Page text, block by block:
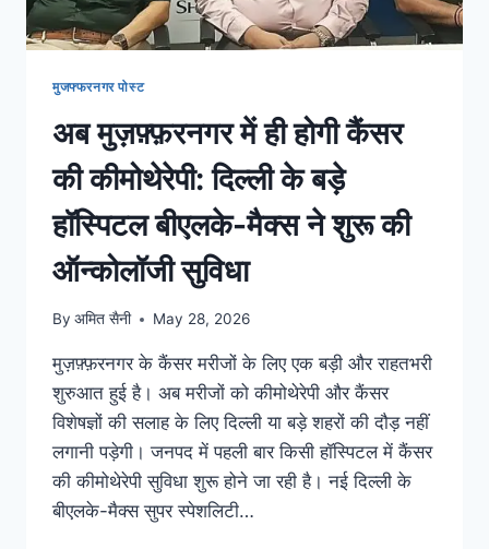
मुजफ्फरनगर पोस्ट
अब मुज़फ़्फ़रनगर में ही होगी कैंसर
की कीमोथेरेपी: दिल्ली के बड़े
हॉस्पिटल बीएलके-मैक्स ने शुरू की
ऑन्कोलॉजी सुविधा
By अमित सैनी May 28, 2026
मुज़फ़्फ़रनगर के कैंसर मरीजों के लिए एक बड़ी और राहतभरी
शुरुआत हुई है। अब मरीजों को कीमोथेरेपी और कैंसर
विशेषज्ञों की सलाह के लिए दिल्ली या बड़े शहरों की दौड़ नहीं
लगानी पड़ेगी। जनपद में पहली बार किसी हॉस्पिटल में कैंसर
की कीमोथेरेपी सुविधा शुरू होने जा रही है। नई दिल्ली के
बीएलके-मैक्स सुपर स्पेशलिटी…